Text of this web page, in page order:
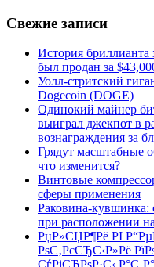
Свежие записи
История бриллианта
был продан за
Уолл-стритский
Dogecoin (DOGE)
Одинокий майнер
выиграл джекпот в
вознаграждения за
Грядут масштабные
что изменится?
Винтовые
сферы применения
Раковина-кувшинка:
при расположении
РџР»СЏР¶Рё РІ
РѕС‚РєСЂС‹Р»Рё